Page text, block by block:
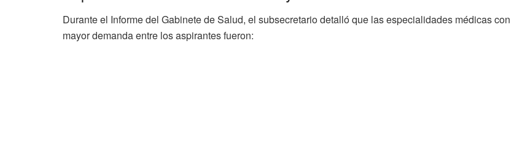
Durante el Informe del Gabinete de Salud, el subsecretario detalló que las especialidades médicas con
mayor demanda entre los aspirantes fueron: